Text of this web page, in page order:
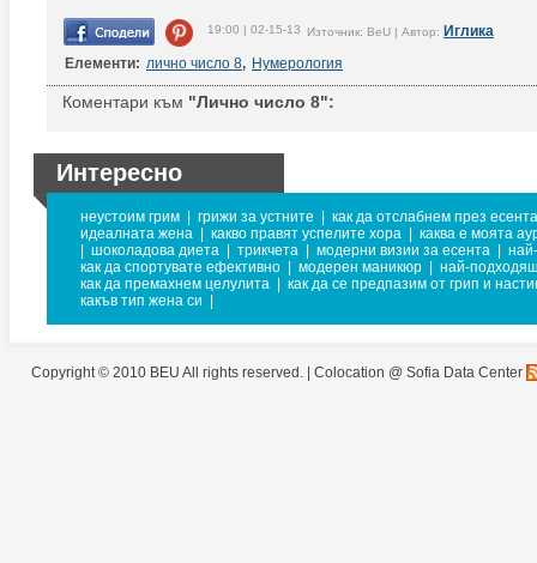
19:00 | 02-15-13 Източник: BeU | Автор: Иглика
Елементи: лично число 8, Нумерология
Коментари към "Лично число 8":
Интересно
неустоим грим грижи за устните
как да отслабнем през
идеалната жена
какво правят успелите хора
каква е моята
шоколадова диета трикчета модерни визии за есента
как да спортувате ефективно
модерен маникюр
най-
как да премахнем целулита
как да се предпазим от грип и
какъв тип жена си
Copyright © 2010 BEU All rights reserved. | Colocation @ Sofia Data Center